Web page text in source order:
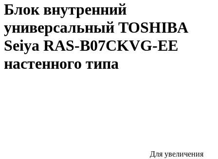
Блок внутренний
универсальный TOSHIBA
Seiya RAS-B07CKVG-EE
настенного типа
Для увеличения